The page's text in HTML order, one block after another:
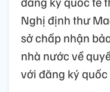
Nghị định thư
sở chấp nhận
nhà nước về
với đăng ký quốc